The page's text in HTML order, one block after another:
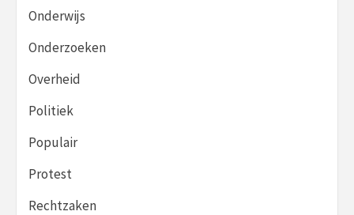
Onderwijs
Onderzoeken
Overheid
Politiek
Populair
Protest
Rechtzaken